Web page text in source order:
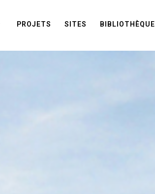
PROJETS SITES BIBLIOTHÈQUE